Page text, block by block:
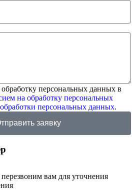
персональных данных в
на обработку персональных
персональных данных.
заявку
вам для уточнения